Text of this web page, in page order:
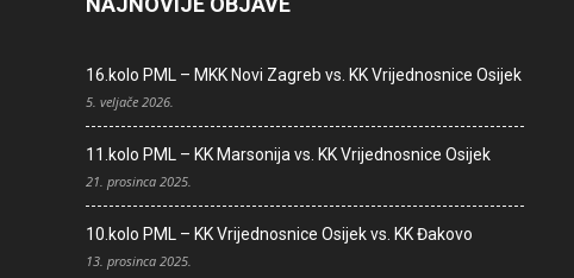
16.kolo PML – MKK Novi Zagreb vs. KK Vrijednosnice Osijek
5. veljače 2026.
11.kolo PML – KK Marsonija vs. KK Vrijednosnice Osijek
21. prosinca 2025.
10.kolo PML – KK Vrijednosnice Osijek vs. KK Đakovo
13. prosinca 2025.